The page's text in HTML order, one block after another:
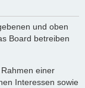
und oben
Board betreiben
einer
Interessen sowie